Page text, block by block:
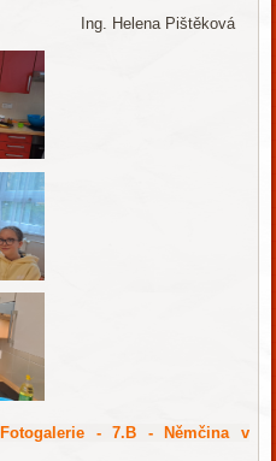
Pištěková
Fotogalerie - 7.B - Němčina v